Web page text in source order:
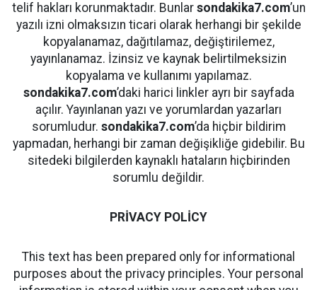
telif hakları korunmaktadır. Bunlar sondakika7.com’un
yazılı izni olmaksızın ticari olarak herhangi bir şekilde
kopyalanamaz, dağıtılamaz, değiştirilemez,
yayınlanamaz. İzinsiz ve kaynak belirtilmeksizin
kopyalama ve kullanımı yapılamaz.
sondakika7.com’daki harici linkler ayrı bir sayfada
açılır. Yayınlanan yazı ve yorumlardan yazarları
sorumludur. sondakika7.com’da hiçbir bildirim
yapmadan, herhangi bir zaman değişikliğe gidebilir. Bu
sitedeki bilgilerden kaynaklı hataların hiçbirinden
sorumlu değildir.
PRİVACY POLİCY
This text has been prepared only for informational
purposes about the privacy principles. Your personal